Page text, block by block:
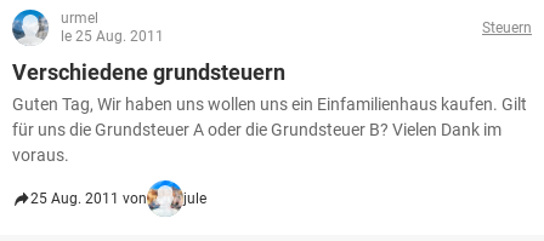
urmel
le 25 Aug. 2011
Steuern
Verschiedene grundsteuern
Guten Tag, Wir haben uns wollen uns ein Einfamilienhaus kaufen. Gilt
für uns die Grundsteuer A oder die Grundsteuer B? Vielen Dank im
voraus.
25 Aug. 2011 von jule